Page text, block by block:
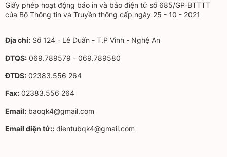
Giấy phép hoạt động báo in và báo điện tử số 685/GP-BTTTT
của Bộ Thông tin và Truyền thông cấp ngày 25 - 10 - 2021
Địa chỉ: Số 124 - Lê Duẩn - T.P Vinh - Nghệ An
ĐTQS: 069.789579 - 069.789580
ĐTDS: 02383.556 264
Fax: 02383.556 264
Email: baoqk4@gmail.com
Email điện tử:: dientubqk4@gmail.com